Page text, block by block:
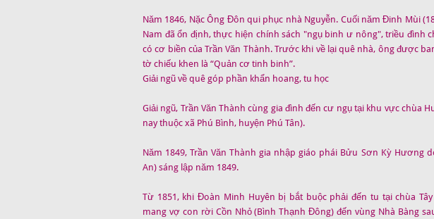
Năm 1846, Nặc Ông Đôn qui phục nhà Nguyễn. Cuối năm Đinh Mùi
Nam đã ổn định, thực hiện chính sách "ngụ binh ư nông", triều đình
có cơ biền của Trần Văn Thành. Trước khi về lại quê nhà, ông được
tờ chiếu khen là “Quản cơ tinh binh”.
Giải ngũ về quê góp phần khẩn hoang, tu học
Giải ngũ, Trần Văn Thành cùng gia đình đến cư ngụ tại khu vực chùa
nay thuộc xã Phú Bình, huyện Phú Tân).
Năm 1849, Trần Văn Thành gia nhập giáo phái Bửu Sơn Kỳ Hương
An) sáng lập năm 1849.
Từ 1851, khi Đoàn Minh Huyên bị bắt buộc phải đến tu tại chùa
mang vợ con rời Cồn Nhỏ (Bình Thạnh Đông) đến vùng Nhà Bàng